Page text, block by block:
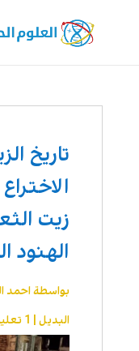
تاريخ
زيت
الهنود
بواسطةاحمد
البديل| 1 تعليق